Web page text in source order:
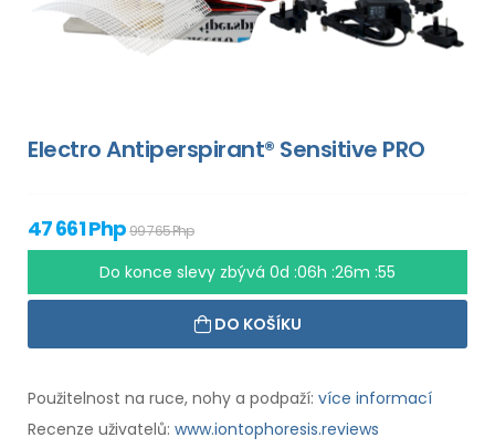
Electro Antiperspirant® Sensitive PRO
47 661 Php99 765 Php
Do konce slevy zbývá 0d :06h :26m :54
DO KOŠÍKU
Použitelnost na ruce, nohy a podpaží: více informací
Recenze uživatelů: www.iontophoresis.reviews